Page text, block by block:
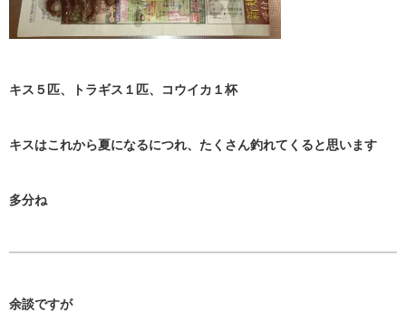
キス５匹、トラギス１匹、コウイカ１杯
キスはこれから夏になるにつれ、たくさん釣れてくると思います
多分ね
余談ですが